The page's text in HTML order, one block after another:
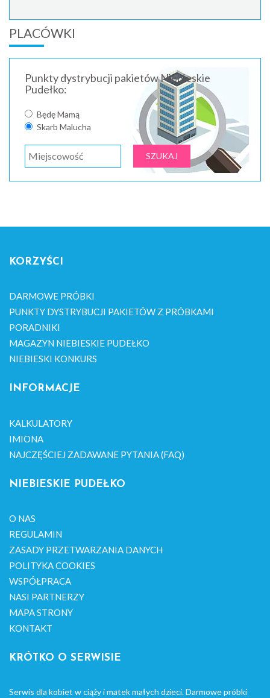
PLACÓWKI
Punkty dystrybucji pakietów Niebieskie
Pudełko:
Będę Mamą
Skarb Malucha
KORZYŚCI
DARMOWE PRÓBKI
PUNKTY DYSTRYBUCJI PAKIETÓW Z PRÓBKAMI
PORADNIKI
MAGAZYN NIEBIESKIE PUDEŁKO
NIEBIESKI KONKURS
INFORMACJE
KALKULATORY
IMIONA
NAJCZĘŚCIEJ ZADAWANE PYTANIA (FAQ)
NIEBIESKIE PUDEŁKO
O NAS
REGULAMIN
ZASADY PRZETWARZANIA DANYCH
POLITYKA COOKIES
WSPÓŁPRACA
NASI PARTNERZY
MAPA STRONY
KONTAKT
KRÓTKO O SERWISIE
Serwis dla kobiet w ciąży i matek małych dzieci. Darmowe próbki